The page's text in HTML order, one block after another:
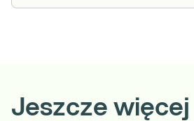
Jeszcze więcej